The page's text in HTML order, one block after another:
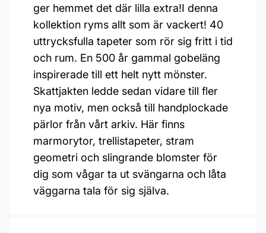
ger hemmet det där lilla extra!I denna
kollektion ryms allt som är vackert! 40
uttrycksfulla tapeter som rör sig fritt i tid
och rum. En 500 år gammal gobeläng
inspirerade till ett helt nytt mönster.
Skattjakten ledde sedan vidare till fler
nya motiv, men också till handplockade
pärlor från vårt arkiv. Här finns
marmorytor, trellistapeter, stram
geometri och slingrande blomster för
dig som vågar ta ut svängarna och låta
väggarna tala för sig själva.